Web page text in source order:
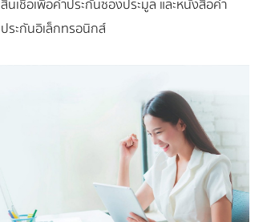
สินเชื่อเพื่อค้ำประกันซองประมูล และหนังสือค้ำ
ประกันอิเล็กทรอนิกส์